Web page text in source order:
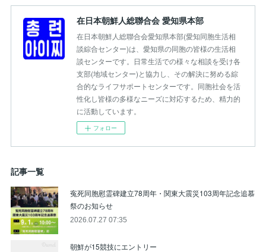
在日本朝鮮人総聯合会 愛知県本部
在日本朝鮮人総聯合会愛知県本部(愛知同胞生活相
談綜合センター)は、愛知県の同胞の皆様の生活相
談センターです。日常生活での様々な相談を受け各
支部(地域センター)と協力し、その解決に努める綜
合的なライフサポートセンターです。同胞社会を活
性化し皆様の多様なニーズに対応するため、精力的
に活動しています。
フォロー
記事一覧
寃死同胞慰霊碑建立78周年・関東大震災103周年記念追慕
祭のお知らせ
2026.07.27 07:35
朝鮮が15競技にエントリー